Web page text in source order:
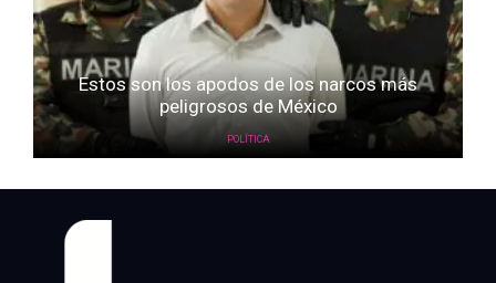
Estos son los apodos de los narcos más
peligrosos de México
POLÍTICA